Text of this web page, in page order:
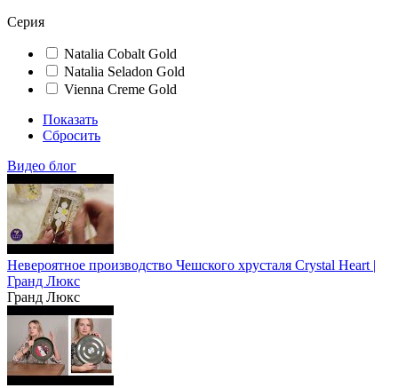
Серия
Natalia Cobalt Gold
Natalia Seladon Gold
Vienna Creme Gold
Показать
Сбросить
Видео блог
Невероятное производство Чешского хрусталя Crystal Heart |
Гранд Люкс
Гранд Люкс